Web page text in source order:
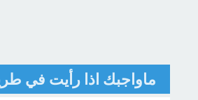
ماواجبك اذا رأيت في